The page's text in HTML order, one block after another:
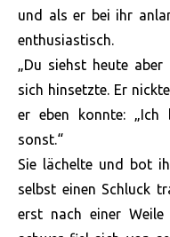
und als er bei ihr
enthusiastisch.
„Du siehst heute
sich hinsetzte. Er
er eben konnte: „Ich
sonst.“
Sie lächelte und bot
selbst einen Schluck
erst nach einer